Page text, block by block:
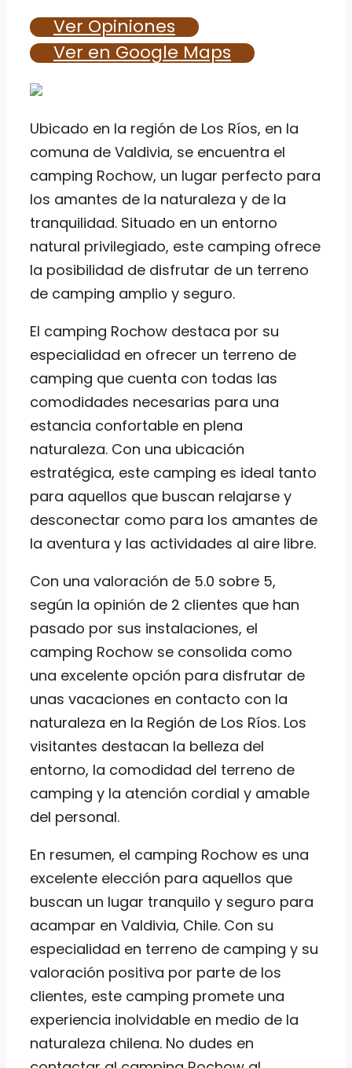
Ver Opiniones
Ver en Google Maps
Ubicado en la región de Los Ríos, en la
comuna de Valdivia, se encuentra el
camping Rochow, un lugar perfecto para
los amantes de la naturaleza y de la
tranquilidad. Situado en un entorno
natural privilegiado, este camping ofrece
la posibilidad de disfrutar de un terreno
de camping amplio y seguro.
El camping Rochow destaca por su
especialidad en ofrecer un terreno de
camping que cuenta con todas las
comodidades necesarias para una
estancia confortable en plena
naturaleza. Con una ubicación
estratégica, este camping es ideal tanto
para aquellos que buscan relajarse y
desconectar como para los amantes de
la aventura y las actividades al aire libre.
Con una valoración de 5.0 sobre 5,
según la opinión de 2 clientes que han
pasado por sus instalaciones, el
camping Rochow se consolida como
una excelente opción para disfrutar de
unas vacaciones en contacto con la
naturaleza en la Región de Los Ríos. Los
visitantes destacan la belleza del
entorno, la comodidad del terreno de
camping y la atención cordial y amable
del personal.
En resumen, el camping Rochow es una
excelente elección para aquellos que
buscan un lugar tranquilo y seguro para
acampar en Valdivia, Chile. Con su
especialidad en terreno de camping y su
valoración positiva por parte de los
clientes, este camping promete una
experiencia inolvidable en medio de la
naturaleza chilena. No dudes en